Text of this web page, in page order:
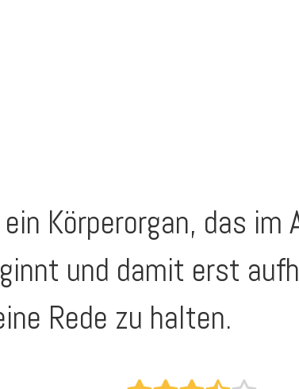
Körperorgan, das im
und damit erst
Rede zu halten.